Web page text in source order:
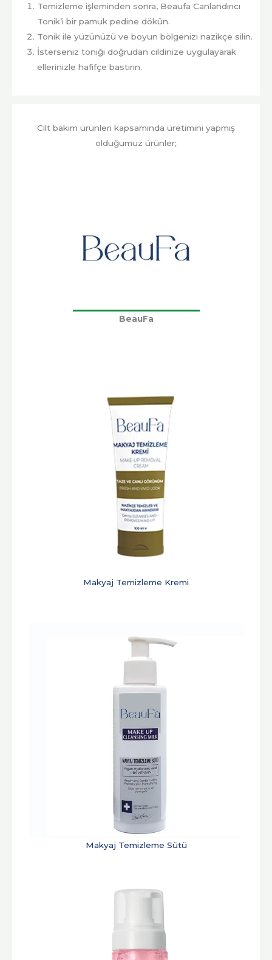
Temizleme işleminden sonra, Beaufa Canlandırıcı
Tonik’i bir pamuk pedine dökün.
Tonik ile yüzünüzü ve boyun bölgenizi nazikçe silin.
İsterseniz toniği doğrudan cildinize uygulayarak
ellerinizle hafifçe bastırın.
Cilt bakım ürünleri kapsamında üretimini yapmış
olduğumuz ürünler;
BeauFa
Makyaj Temizleme Kremi
Makyaj Temizleme Sütü